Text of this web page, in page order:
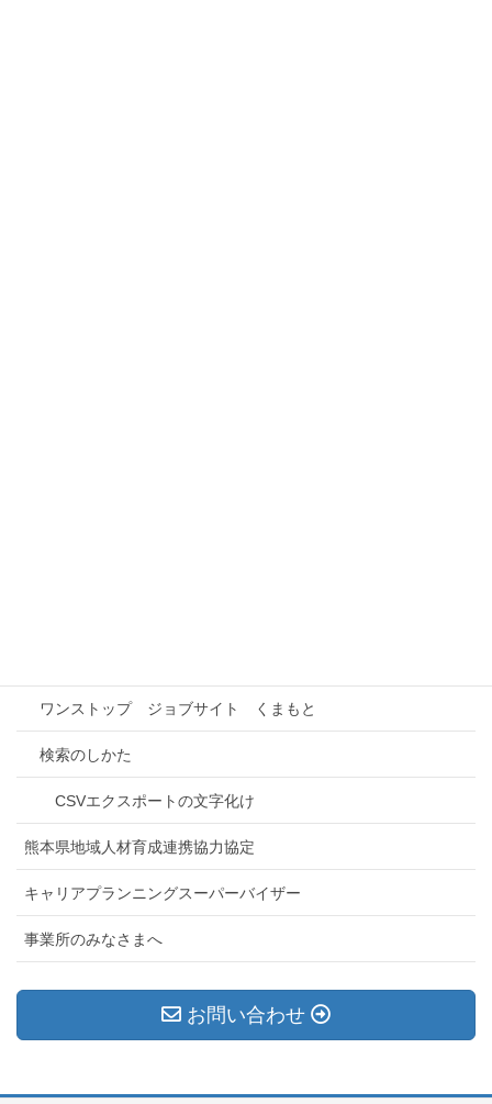
ワンストップ ジョブサイト くまもと
検索のしかた
CSVエクスポートの文字化け
熊本県地域人材育成連携協力協定
キャリアプランニングスーパーバイザー
事業所のみなさまへ
お問い合わせ